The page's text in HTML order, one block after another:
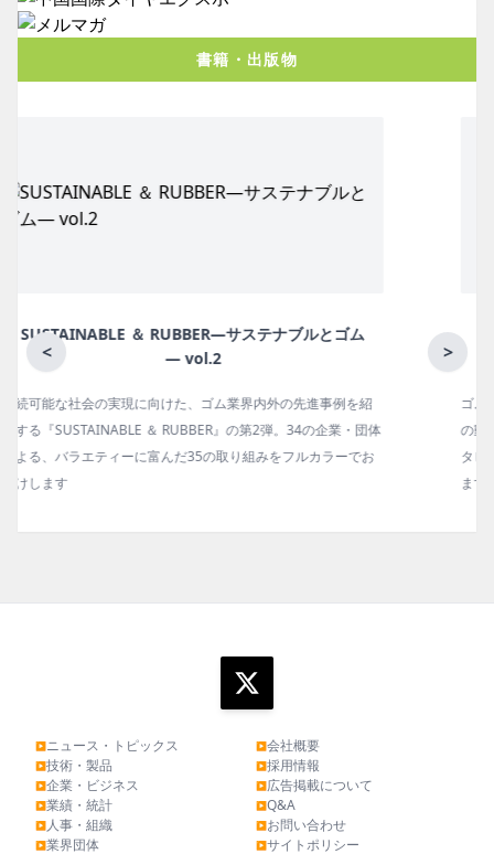
書籍・出版物
< >
月刊ラバーインダストリー／単品
ゴム報知新聞の姉妹誌。ゴム・エラストマー製品・市場分野別
の動向、新製品・技術、原材料動向、設備・機械の紹介、イン
タビュー、海外企業情報、統計などをコンパクトに掲載してい
▶ニュース・トピックス
▶技術・製品
▶企業・ビジネス
▶業績・統計
▶人事・組織
▶業界団体
▶会社概要
▶採用情報
▶広告掲載について
▶Q&A
▶お問い合わせ
▶サイトポリシー